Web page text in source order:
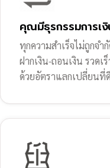
คุณมีธุรกรรมการเ
ทุกความสำเร็จไม่ถูกจำกั
ฝากเงิน-ถอนเงิน รวดเ
ด้วยอัตราแลกเปลี่ยนที่